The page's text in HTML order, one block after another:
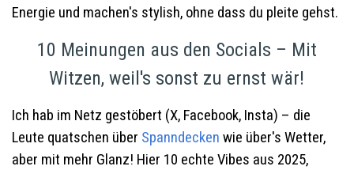
Energie und machen's stylish, ohne dass du pleite gehst.
10 Meinungen aus den Socials – Mit
Witzen, weil's sonst zu ernst wär!
Ich hab im Netz gestöbert (X, Facebook, Insta) – die
Leute quatschen über Spanndecken wie über's Wetter,
aber mit mehr Glanz! Hier 10 echte Vibes aus 2025,